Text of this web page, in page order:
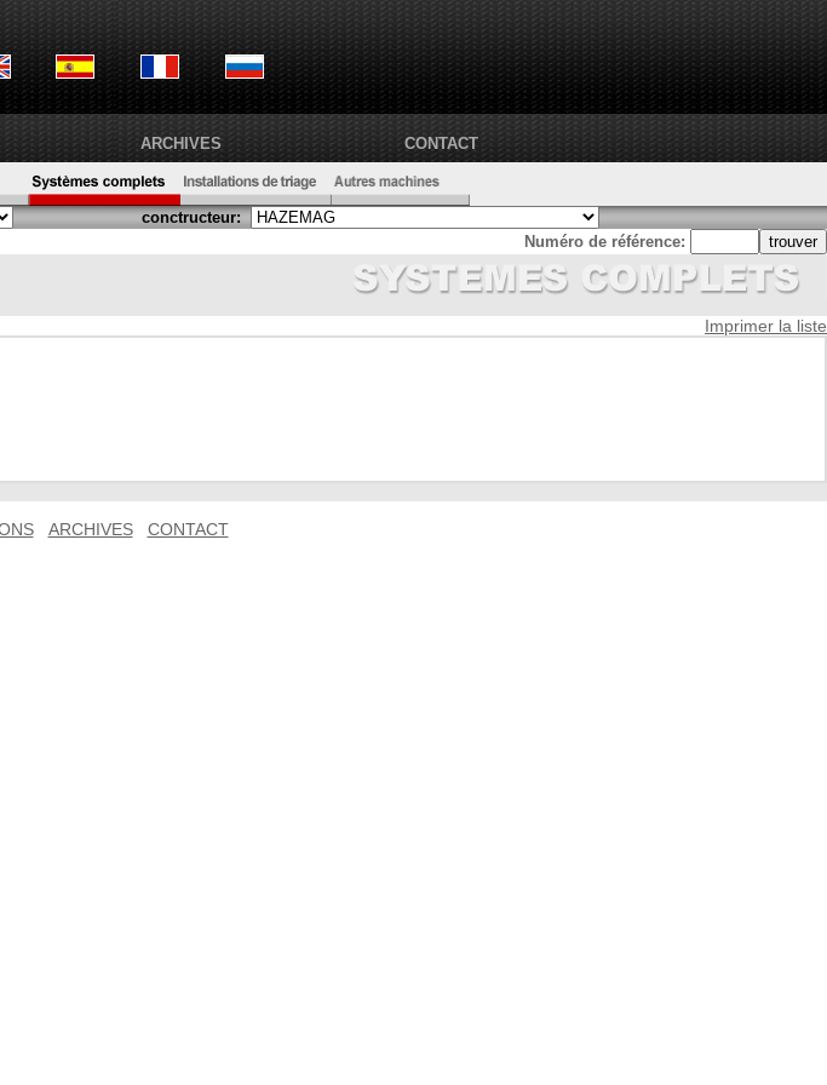
ARCHIVES CONTACT
conctructeur:
Numéro de référence:
Imprimer la liste
ARCHIVES CONTACT